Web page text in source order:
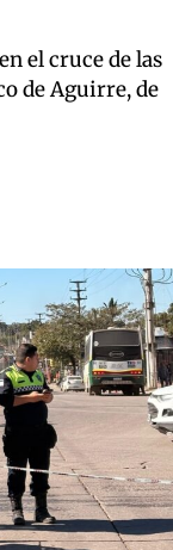
el cruce de las
de Aguirre, de